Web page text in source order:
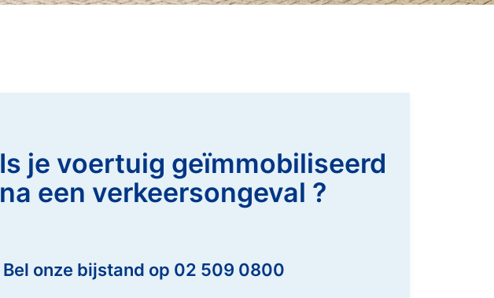
Is je voertuig geïmmobiliseerd
na een verkeersongeval ?
Bel onze bijstand op 02 509 0800